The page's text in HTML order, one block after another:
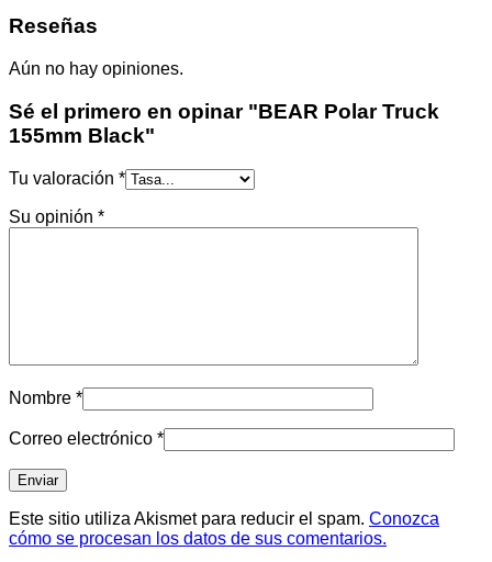
Reseñas
Aún no hay opiniones.
Sé el primero en opinar "BEAR Polar Truck
155mm Black"
Tu valoración *
Su opinión *
Nombre *
Correo electrónico *
Este sitio utiliza Akismet para reducir el spam. Conozca
cómo se procesan los datos de sus comentarios.